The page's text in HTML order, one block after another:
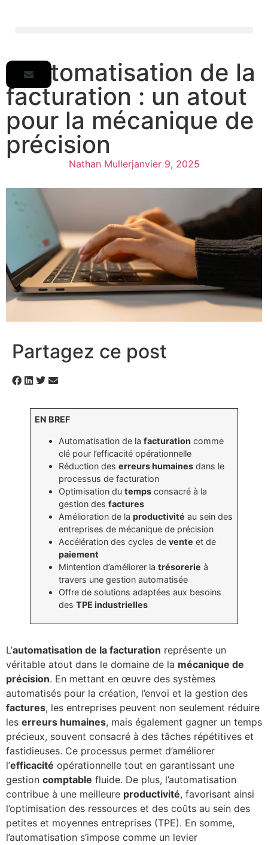
L’automatisation de la
facturation : un atout
pour la mécanique de
précision
Nathan Mullerjanvier 9, 2025
Partagez ce post
EN BREF
Automatisation de lafacturation comme
clé pour l’efficacité opérationnelle
Réduction deserreurs humaines dans le
processus de facturation
Optimisation dutemps consacré à la
gestion desfactures
Amélioration de laproductivité au sein des
entreprises de mécanique de précision
Accélération des cycles devente et de
paiement
Mintention d’améliorer latrésorerie à
travers une gestion automatisée
Offre de solutions adaptées aux besoins
desTPE industrielles
L’automatisation de la facturation représente un
véritable atout dans le domaine de la mécanique de
précision. En mettant en œuvre des systèmes
automatisés pour la création, l’envoi et la gestion des
factures, les entreprises peuvent non seulement réduire
les erreurs humaines, mais également gagner un temps
précieux, souvent consacré à des tâches répétitives et
fastidieuses. Ce processus permet d’améliorer
l’efficacité opérationnelle tout en garantissant une
gestion comptable fluide. De plus, l’automatisation
contribue à une meilleure productivité, favorisant ainsi
l’optimisation des ressources et des coûts au sein des
petites et moyennes entreprises (TPE). En somme,
l’automatisation s’impose comme un levier